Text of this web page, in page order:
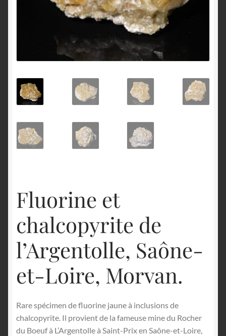
Fluorine et
chalcopyrite de
l’Argentolle, Saône-
et-Loire, Morvan.
Rare spécimen de fluorine jaune à inclusions de
chalcopyrite. Il provient de la fameuse mine du Rocher
du Boeuf à L’Argentolle à Saint-Prix en Saône-et-Loire,